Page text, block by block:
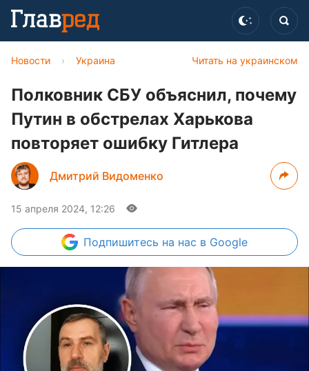
Читать на украинском
Новости › Украина
Полковник СБУ объяснил, почему
Путин в обстрелах Харькова
повторяет ошибку Гитлера
Дмитрий Видоменко
15 апреля 2024, 12:26
Подпишитесь на нас в Google